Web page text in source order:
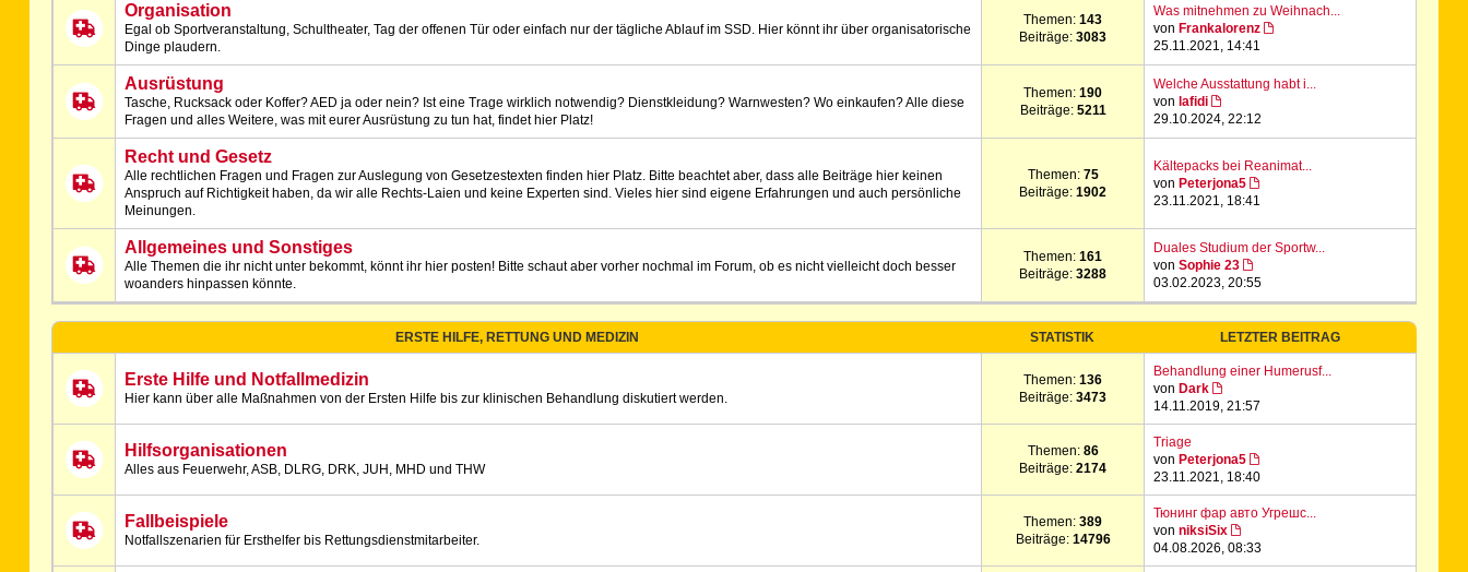
Organisation
Egal ob Sportveranstaltung, Schultheater, Tag der offenen Tür oder einfach nur der tägliche Ablauf im SSD. Hier könnt ihr über organisatorische
Dinge plaudern.
Themen:143
Beiträge:3083
Was mitnehmen zu Weihnach...
von Frankalorenz
25.11.2021, 14:41
Ausrüstung
Tasche, Rucksack oder Koffer? AED ja oder nein? Ist eine Trage wirklich notwendig? Dienstkleidung? Warnwesten? Wo einkaufen? Alle diese
Fragen und alles Weitere, was mit eurer Ausrüstung zu tun hat, findet hier Platz!
Themen:190
Beiträge: 5211
Welche Ausstattung habt i...
von lafidi
29.10.2024, 22:12
Recht und Gesetz
Alle rechtlichen Fragen und Fragen zur Auslegung von Gesetzestexten finden hier Platz. Bitte beachtet aber, dass alle Beiträge hier keinen
Anspruch auf Richtigkeit haben, da wir alle Rechts-Laien und keine Experten sind. Vieles hier sind eigene Erfahrungen und auch persönliche
Meinungen.
Themen: 75
Beiträge:1902
Kältepacks bei Reanimat...
von Peterjona5
23.11.2021, 18:41
Allgemeines und Sonstiges
Alle Themen die ihr nicht unter bekommt, könnt ihr hier posten! Bitte schaut aber vorher nochmal im Forum, ob es nicht vielleicht doch besser
woanders hinpassen könnte.
Themen:161
Beiträge:3288
Duales Studium der Sportw...
vonSophie 23
03.02.2023, 20:55
ERSTE HILFE, RETTUNG UND MEDIZIN STATISTIK LETZTER BEITRAG
Erste Hilfe und Notfallmedizin
Hier kann über alle Maßnahmen von der Ersten Hilfe bis zur klinischen Behandlung diskutiert werden.
Themen:136
Beiträge:3473
Behandlung einer Humerusf...
von Dark
14.11.2019, 21:57
Hilfsorganisationen
Alles aus Feuerwehr, ASB, DLRG, DRK, JUH, MHD und THW
Themen: 86
Beiträge:2174
Triage
von Peterjona5
23.11.2021, 18:40
Fallbeispiele
Notfallszenarien für Ersthelfer bis Rettungsdienstmitarbeiter.
Themen:389
Beiträge: 14796
Тюнинг фар авто Угрешс...
vonniksiSix
04.08.2026, 08:33